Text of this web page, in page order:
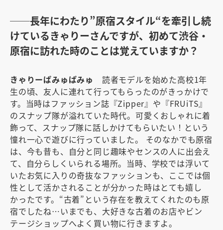
──長年にわたり”原宿スタイル“を牽引し続
けているきゃりーさんですが、初めて渋谷・
原宿に訪れた時のことは覚えていますか？
きゃりーぱみゅぱみゅ
読者モデルを始めた高校1年
生の頃、友人に連れて行ってもらったのがきっかけで
す。当時はファッション誌『Zipper』や『FRUiTS』
のスナップ隊が溢れていた時代。可愛くおしゃれに着
飾って、スナップ隊に話しかけてもらいたい！という
憧れ一心で遊びに行っていました。 そのなかでも原宿
は、今も昔も、自分と同じ趣味やセンスの人に出会え
て、自分らしくいられる場所。当時、学校では浮いて
いたお気に入りの奇抜なファッションも、ここでは個
性として活かされることが分かった時はとても嬉し
かったです。“古着”という存在を教えてくれたのも原
宿でしたね…いまでも、大好きな古着のお店やビン
テージショップへよく買い物に行きますよ。